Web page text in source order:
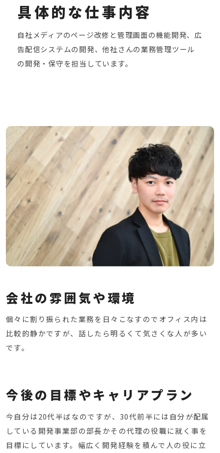
具体的な仕事内容
自社メディアのページ改修と管理画面の機能開発、広
告配信システムの開発、他社さんの業務管理ツール
の開発・保守を担当しています。
会社の雰囲気や環境
個々に割り振られた業務を日々こなすのでオフィス内は
比較的静かですが、話したら明るくて気さくな人が多い
です。
今後の目標やキャリアプラン
今自分は20代半ばなのですが、30代前半には自分が配属
している開発事業部の部長かその代理の役職に就く事を
目標にしています。 幅広く開発経験を積んで人の役に立